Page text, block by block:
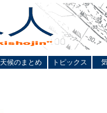
天候のまとめ トピックス